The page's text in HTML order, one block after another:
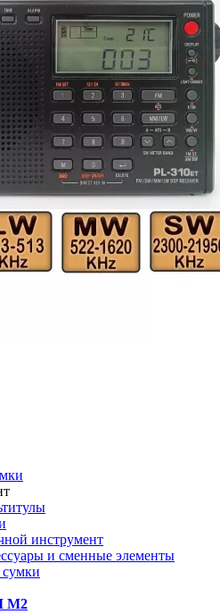
инструмент
и сменные элементы
M2